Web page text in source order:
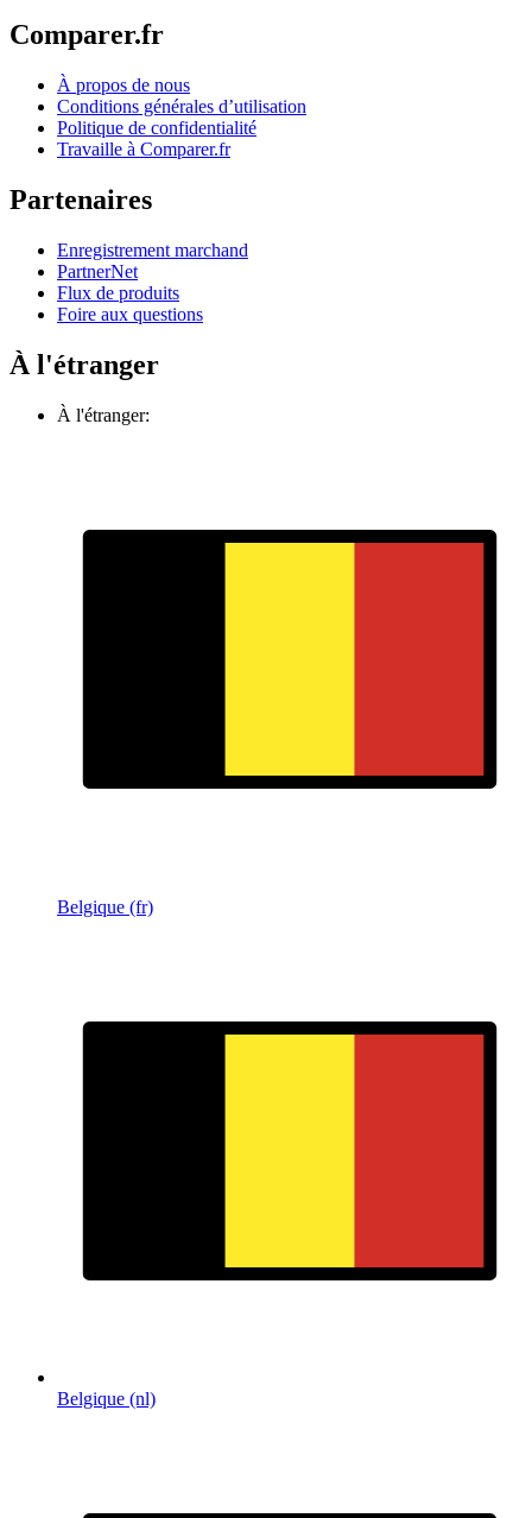
Comparer.fr
À propos de nous
Conditions générales d’utilisation
Politique de confidentialité
Travaille à Comparer.fr
Partenaires
Enregistrement marchand
PartnerNet
Flux de produits
Foire aux questions
À l'étranger
À l'étranger:
Belgique (fr)
Belgique (nl)